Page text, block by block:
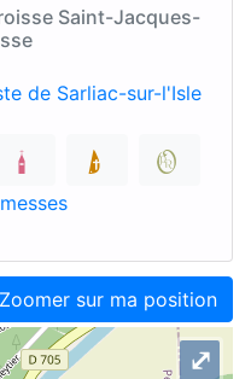
Saint-Jacques-
Zoomer sur ma position
⤢